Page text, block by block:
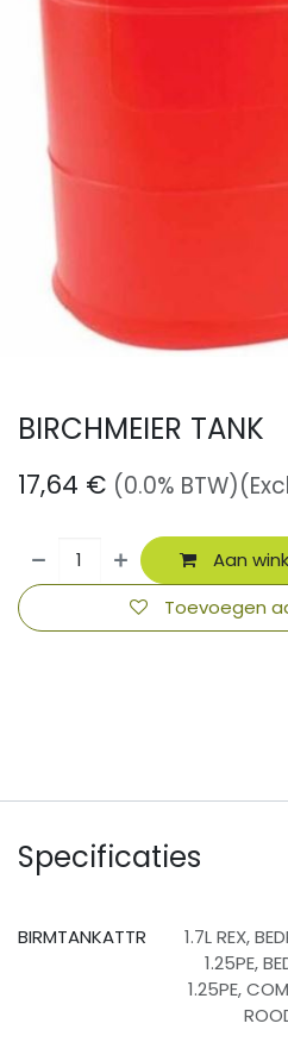
BIRCHMEIER TANK
17,64 € (0.0% BTW)
Aan
Toevoegen
Specificaties
BIRMTANKATTR 1.7L REX,
1.25PE,
1.25PE,